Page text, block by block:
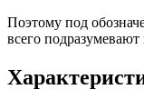
Поэтому под
всего